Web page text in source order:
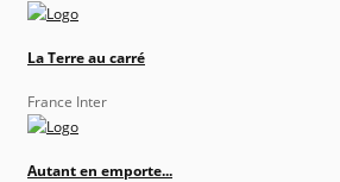
La Terre au carré
France Inter
Autant en emporte...